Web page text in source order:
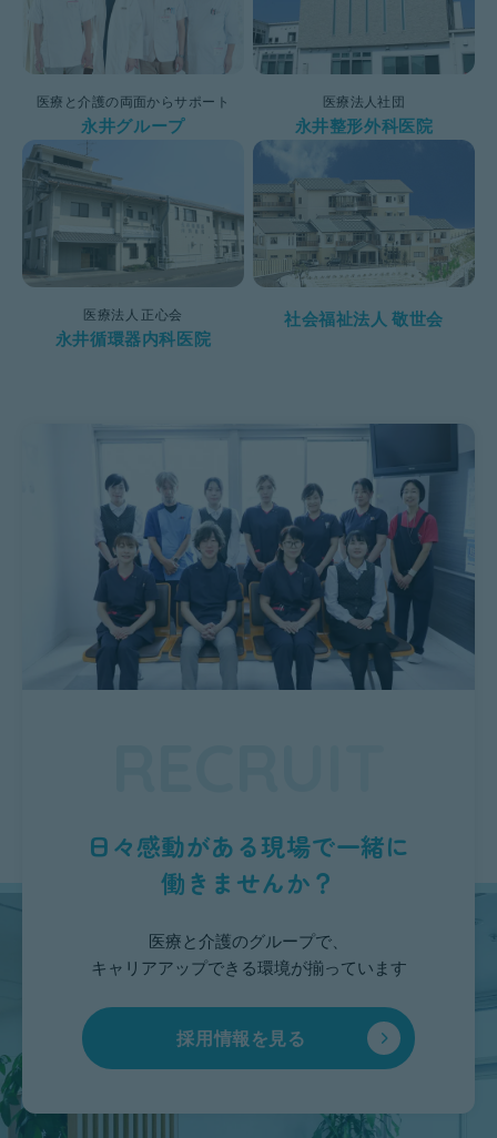
医療と介護の両面からサポート
永井グループ
医療法人社団
永井整形外科医院
医療法人 正心会
永井循環器内科医院
社会福祉法人 敬世会
日々感動がある現場で一緒に
働きませんか？
医療と介護のグループで、
キャリアアップできる環境が揃っています
採用情報を見る